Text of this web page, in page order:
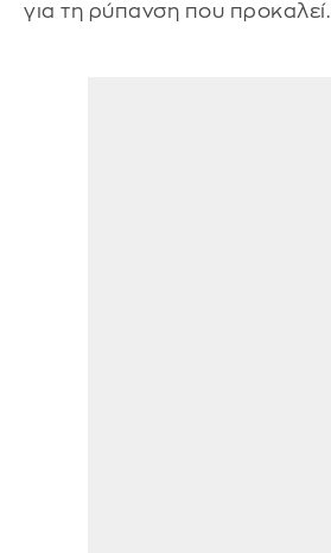
για τη ρύπανση που προκαλεί.